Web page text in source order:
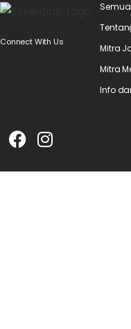
Connect With Us
Mitra
Mitra
Info